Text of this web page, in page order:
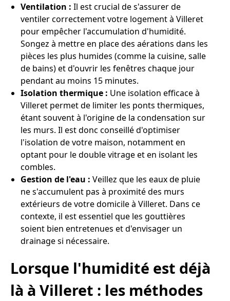
Ventilation : Il est crucial de s'assurer de
ventiler correctement votre logement à Villeret
pour empêcher l'accumulation d'humidité.
Songez à mettre en place des aérations dans les
pièces les plus humides (comme la cuisine, salle
de bains) et d'ouvrir les fenêtres chaque jour
pendant au moins 15 minutes.
Isolation thermique : Une isolation efficace à
Villeret permet de limiter les ponts thermiques,
étant souvent à l'origine de la condensation sur
les murs. Il est donc conseillé d'optimiser
l'isolation de votre maison, notamment en
optant pour le double vitrage et en isolant les
combles.
Gestion de l'eau : Veillez que les eaux de pluie
ne s'accumulent pas à proximité des murs
extérieurs de votre domicile à Villeret. Dans ce
contexte, il est essentiel que les gouttières
soient bien entretenues et d'envisager un
drainage si nécessaire.
Lorsque l'humidité est déjà
là à Villeret : les méthodes